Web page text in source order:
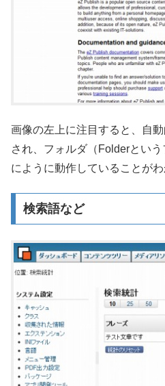
画像の左上に注目すると、自
され、フォルダ（Folderとい
にように動作していることがわ
検索語など